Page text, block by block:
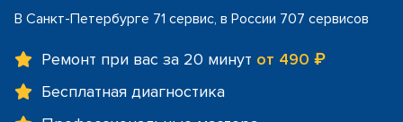
В Санкт-Петербурге 71 сервис, в России 707 сервисов
Ремонт при вас за 20 минут от 490 ₽
Бесплатная диагностика